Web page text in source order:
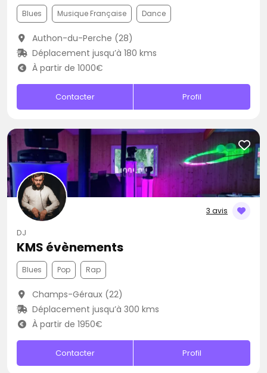
Blues Musique Française Dance
Authon-du-Perche (28)
Déplacement jusqu’à 180 kms
À partir de 1000€
Contacter Profil
3 avis
DJ
KMS évènements
Blues Pop Rap
Champs-Géraux (22)
Déplacement jusqu’à 300 kms
À partir de 1950€
Contacter Profil